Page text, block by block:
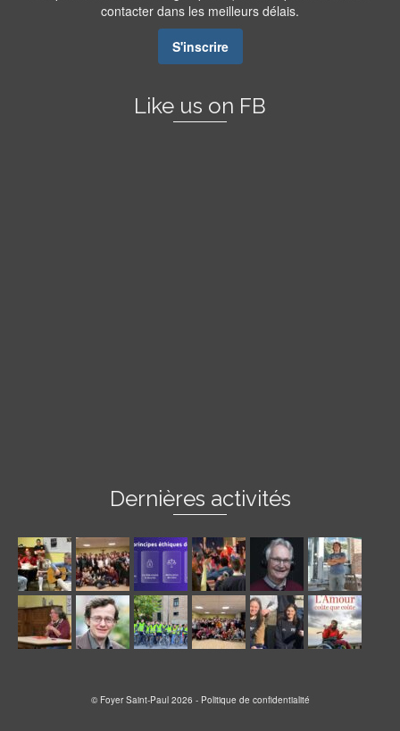
contacter dans les meilleurs délais.
S'inscrire
Like us on FB
Dernières activités
© Foyer Saint-Paul 2026 - Politique de confidentialité